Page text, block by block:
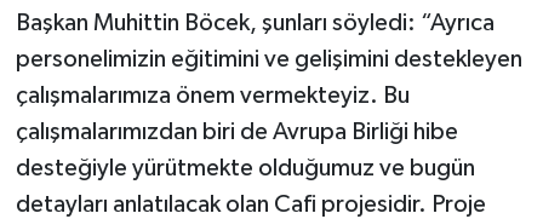
Başkan Muhittin Böcek, şunları söyledi: “Ayrıca
personelimizin eğitimini ve gelişimini destekleyen
çalışmalarımıza önem vermekteyiz. Bu
çalışmalarımızdan biri de Avrupa Birliği hibe
desteğiyle yürütmekte olduğumuz ve bugün
detayları anlatılacak olan Cafi projesidir. Proje